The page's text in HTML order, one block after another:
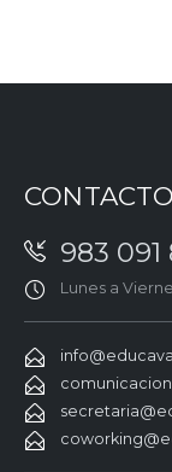
CONTACTO
983 091
Lunes a